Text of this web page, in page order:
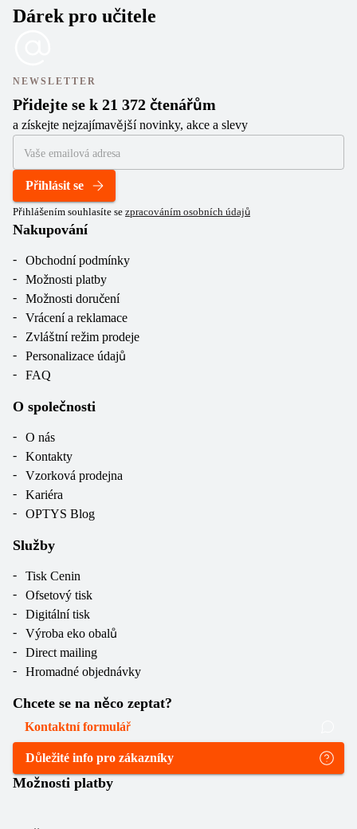
Dárek pro učitele
NEWSLETTER
Přidejte se k 21 372 čtenářům
a získejte nejzajímavější novinky, akce a slevy
Přihlásit se
Přihlášením souhlasíte se zpracováním osobních údajů
Nakupování
Obchodní podmínky
Možnosti platby
Možnosti doručení
Vrácení a reklamace
Zvláštní režim prodeje
Personalizace údajů
FAQ
O společnosti
O nás
Kontakty
Vzorková prodejna
Kariéra
OPTYS Blog
Služby
Tisk Cenin
Ofsetový tisk
Digitální tisk
Výroba eko obalů
Direct mailing
Hromadné objednávky
Chcete se na něco zeptat?
Kontaktní formulář
Důležité info pro zákazníky
Možnosti platby